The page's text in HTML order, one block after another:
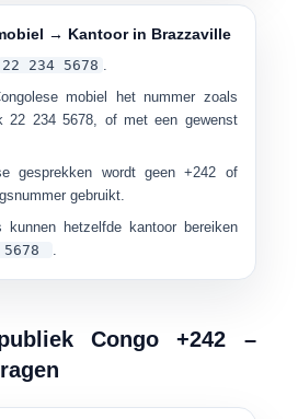
→ Kantoor in Brazzaville
22 234 5678 .
mobiel het nummer zoals
22 234 5678, of met een gewenst
gesprekken wordt geen +242 of
gebruikt.
kunnen hetzelfde kantoor bereiken
.
Congo +242 –